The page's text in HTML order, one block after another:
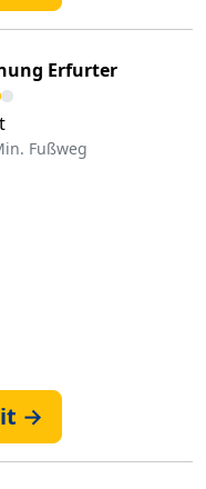
Erfurter
Fußweg
→